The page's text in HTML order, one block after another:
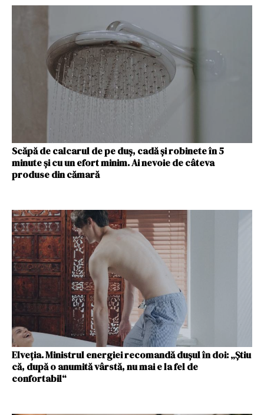
Scăpă de calcarul de pe duș, cadă și robinete în 5
minute și cu un efort minim. Ai nevoie de câteva
produse din cămară
Elveția. Ministrul energiei recomandă dușul în doi: „Știu
că, după o anumită vârstă, nu mai e la fel de
confortabil“